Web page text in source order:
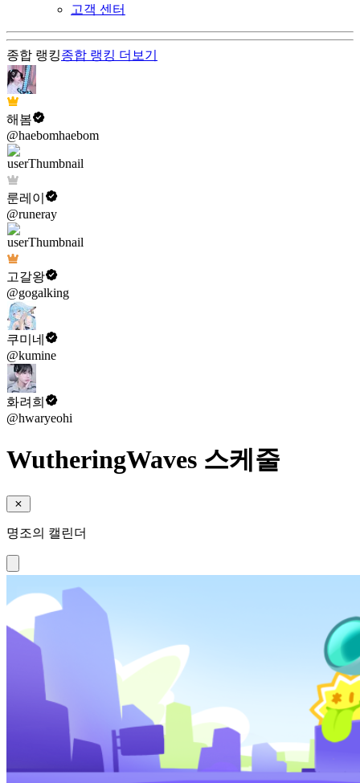
고객 센터
종합 랭킹종합 랭킹 더보기
해봄
@haebomhaebom
룬레이
@runeray
고갈왕
@gogalking
쿠미네
@kumine
화려희
@hwaryeohi
WutheringWaves 스케줄
명조의 캘린더